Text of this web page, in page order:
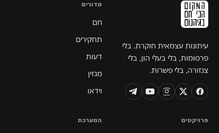
עיתונות עצמאית חוקרת. בלי
פרסומות, בלי בעלי הון, בלי
צנזורה, בלי פשרות.
מדורים
חם
תחקירים
דעות
מגזין
וידאו
פרויקטים המערכת